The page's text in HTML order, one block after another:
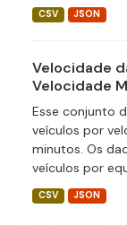
CSV JSON
Velocidade
Velocidade
Esse conjunto
veículos por
minutos. Os
veículos por
CSV JSON